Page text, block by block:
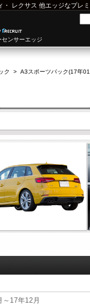
・ レクサス 他エッジなプレ
ンサーエッジ
ク > A3スポーツバック(17年
～17年12月